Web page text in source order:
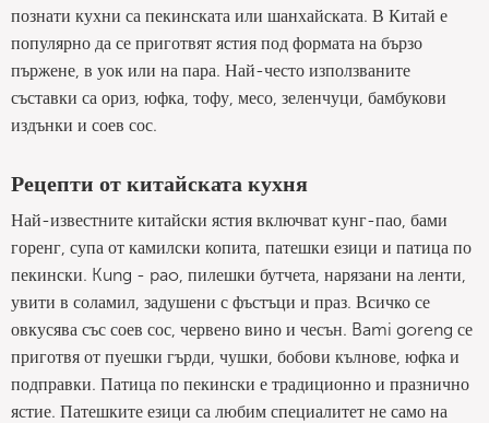
познати кухни са пекинската или шанхайската. В Китай е
популярно да се приготвят ястия под формата на бързо
пържене, в уок или на пара. Най-често използваните
съставки са ориз, юфка, тофу, месо, зеленчуци, бамбукови
издънки и соев сос.
Рецепти от китайската кухня
Най-известните китайски ястия включват кунг-пао, бами
горенг, супа от камилски копита, патешки езици и патица по
пекински. Kung - pao, пилешки бутчета, нарязани на ленти,
увити в соламил, задушени с фъстъци и праз. Всичко се
овкусява със соев сос, червено вино и чесън. Bami goreng се
приготвя от пуешки гърди, чушки, бобови кълнове, юфка и
подправки. Патица по пекински е традиционно и празнично
ястие. Патешките езици са любим специалитет не само на